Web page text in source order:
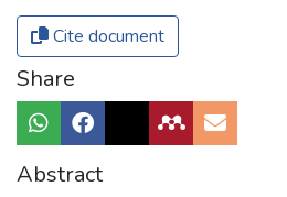
Cite document
Share
Abstract